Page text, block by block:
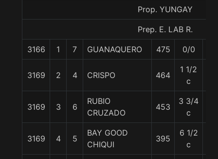
Prop. YUNGAY
Prep. E. LAB R.
3166 1 7 GUANAQUERO 475 0/0
3169 2 4 CRISPO 464
1 1/2
c
3169 3 6
RUBIO
CRUZADO
453
3 3/4
c
3169 4 5
BAY GOOD
CHIQUI
395
6 1/2
c